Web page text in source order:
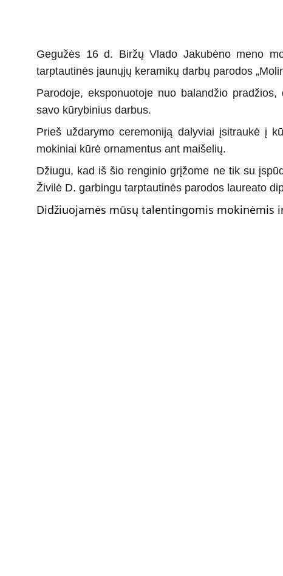
Gegužės 16 d. Biržų Vlado Jakubėno meno
tarptautinės jaunųjų keramikų darbų parodos
Parodoje, eksponuotoje nuo balandžio
savo kūrybinius darbus.
Prieš uždarymo ceremoniją dalyviai įsitraukė į
mokiniai kūrė ornamentus ant maišelių.
Džiugu, kad iš šio renginio grįžome ne tik su
Živilė D. garbingu tarptautinės parodos laureato
Didžiuojamės mūsų talentingomis mokinėmis